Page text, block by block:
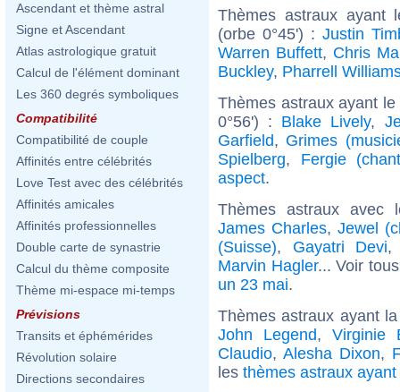
Ascendant et thème astral
Signe et Ascendant
Atlas astrologique gratuit
Calcul de l'élément dominant
Les 360 degrés symboliques
Compatibilité
Compatibilité de couple
Affinités entre célébrités
Love Test avec des célébrités
Affinités amicales
Affinités professionnelles
Double carte de synastrie
Calcul du thème composite
Thème mi-espace mi-temps
Prévisions
Transits et éphémérides
Révolution solaire
Directions secondaires
Thèmes astraux ayant
(orbe 0°45') : Justin
Warren Buffett, Chris
Buckley, Pharrell
Thèmes astraux ayant
0°56') : Blake Lively,
Garfield, Grimes
Spielberg, Fergie
aspect.
Thèmes astraux
James Charles, Jewel
(Suisse), Gayatri Devi
Marvin Hagler... Voir
un 23 mai.
Thèmes astraux ayant
John Legend, Virginie
Claudio,Alesha Dixon,
les thèmes astraux